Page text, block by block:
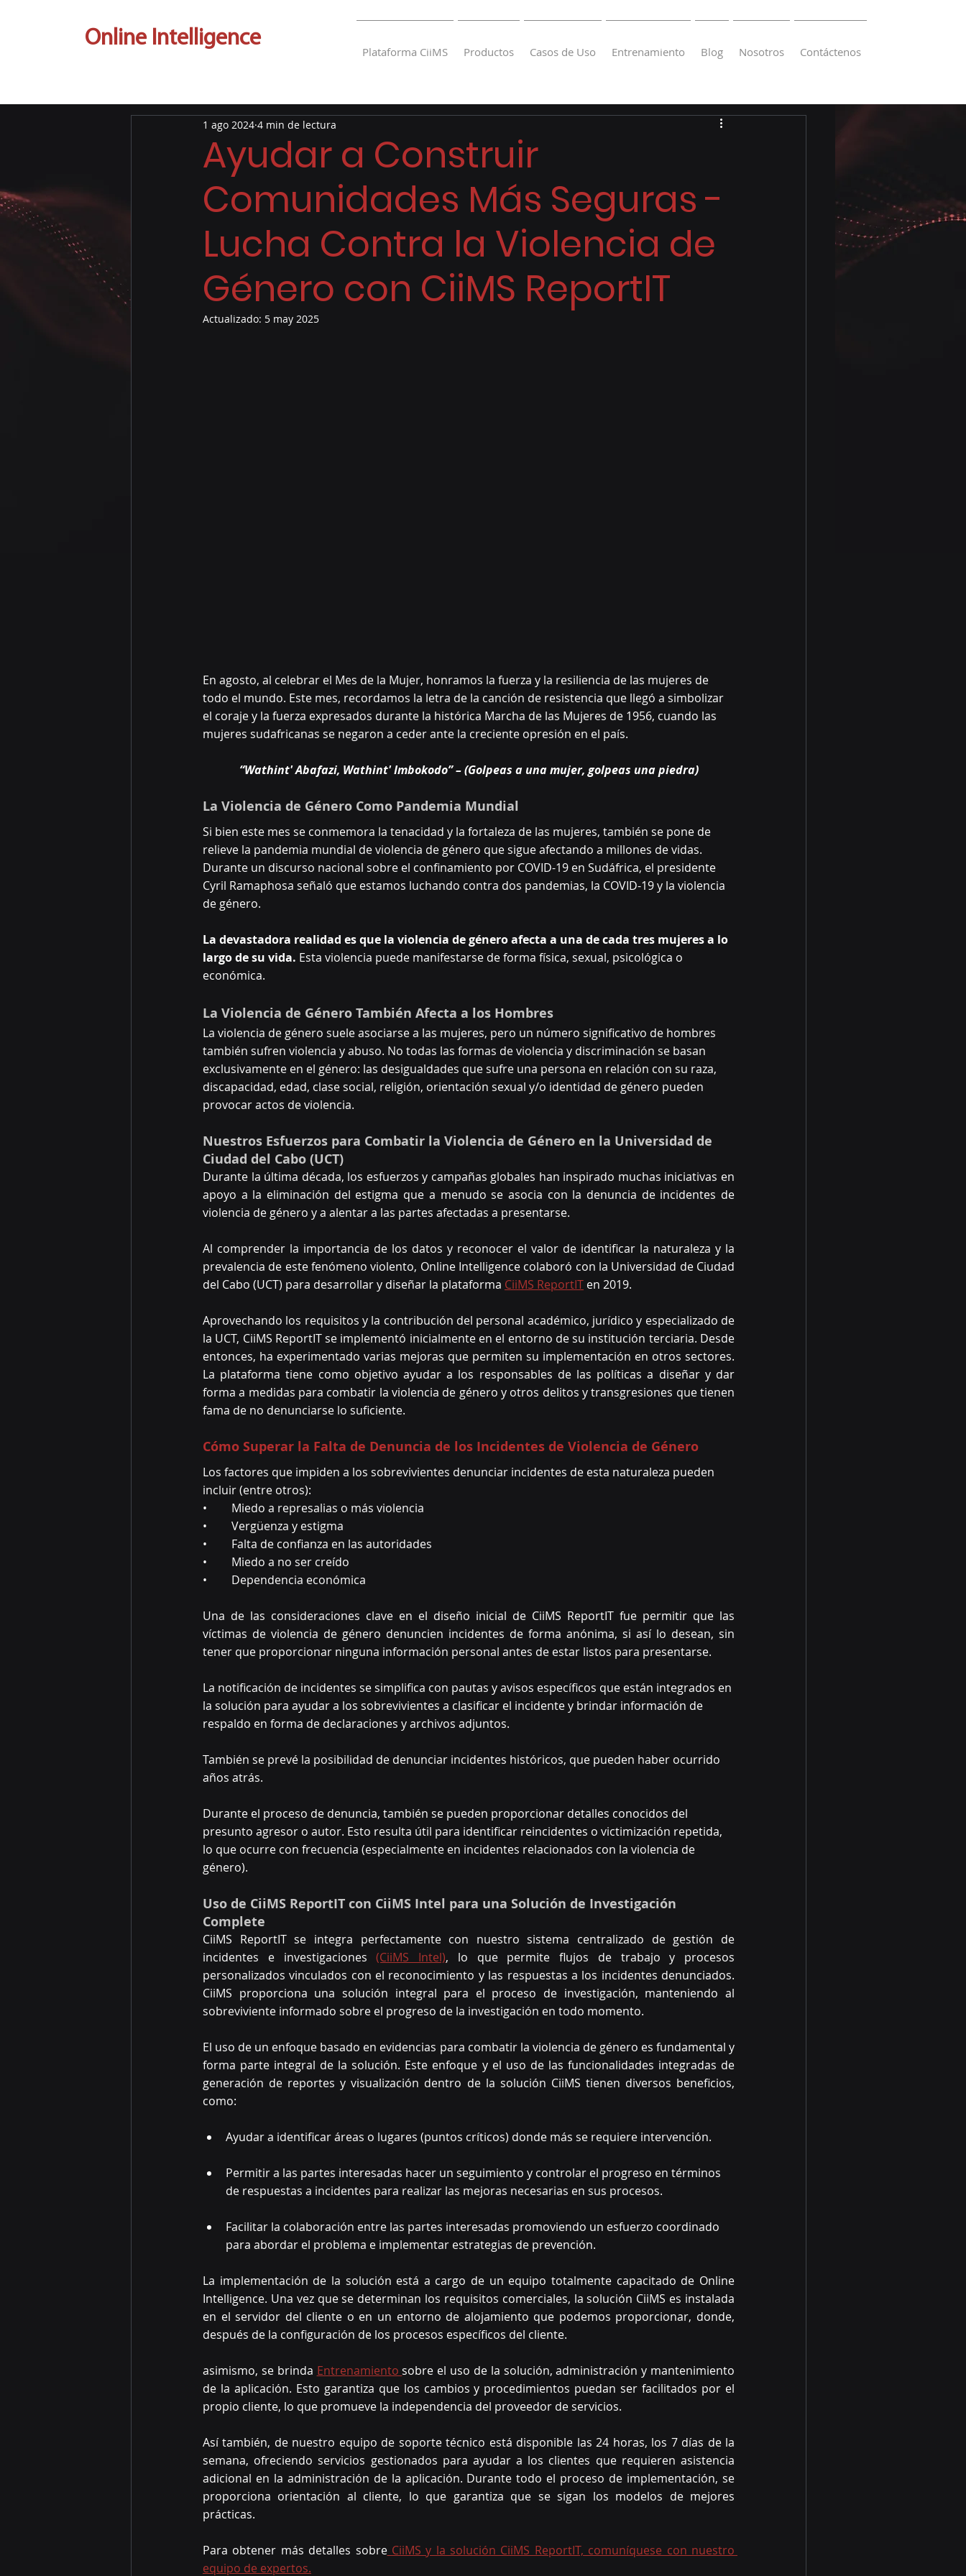
Online Intelligence
Plataforma CiiMS Productos Casos de Uso Entrenamiento Blog Nosotros Contáctenos
Ayudar a Construir
Comunidades Más Seguras -
Lucha Contra la Violencia de
Género con CiiMS ReportIT
1 ago 2024 4 min de lectura
Actualizado: 5 may 2025
En agosto, al celebrar el Mes de la Mujer, honramos la fuerza y ​​la resiliencia de las mujeres de
todo el mundo. Este mes, recordamos la letra de la canción de resistencia que llegó a simbolizar
el coraje y la fuerza expresados ​​durante la histórica Marcha de las Mujeres de 1956, cuando las
mujeres sudafricanas se negaron a ceder ante la creciente opresión en el país.
“Wathint' Abafazi, Wathint' Imbokodo” – (Golpeas a una mujer, golpeas una piedra)
La Violencia de Género Como Pandemia Mundial
Si bien este mes se conmemora la tenacidad y la fortaleza de las mujeres, también se pone de
relieve la pandemia mundial de violencia de género que sigue afectando a millones de vidas.
Durante un discurso nacional sobre el confinamiento por COVID-19 en Sudáfrica, el presidente
Cyril Ramaphosa señaló que estamos luchando contra dos pandemias, la COVID-19 y la violencia
de género.
La devastadora realidad es que la violencia de género afecta a una de cada tres mujeres a lo
largo de su vida. Esta violencia puede manifestarse de forma física, sexual, psicológica o
económica.
La Violencia de Género También Afecta a los Hombres
La violencia de género suele asociarse a las mujeres, pero un número significativo de hombres
también sufren violencia y abuso. No todas las formas de violencia y discriminación se basan
exclusivamente en el género: las desigualdades que sufre una persona en relación con su raza,
discapacidad, edad, clase social, religión, orientación sexual y/o identidad de género pueden
provocar actos de violencia.
Nuestros Esfuerzos para Combatir la Violencia de Género en la Universidad de
Ciudad del Cabo (UCT)
Durante la última década, los esfuerzos y campañas globales han inspirado muchas iniciativas en
apoyo a la eliminación del estigma que a menudo se asocia con la denuncia de incidentes de
violencia de género y a alentar a las partes afectadas a presentarse.
Al comprender la importancia de los datos y reconocer el valor de identificar la naturaleza y la
prevalencia de este fenómeno violento, Online Intelligence colaboró con la Universidad de Ciudad
del Cabo (UCT) para desarrollar y diseñar la plataforma CiiMS ReportIT en 2019.
Aprovechando los requisitos y la contribución del personal académico, jurídico y especializado de
la UCT, CiiMS ReportIT se implementó inicialmente en el entorno de su institución terciaria. Desde
entonces, ha experimentado varias mejoras que permiten su implementación en otros sectores.
La plataforma tiene como objetivo ayudar a los responsables de las políticas a diseñar y dar
forma a medidas para combatir la violencia de género y otros delitos y transgresiones que tienen
fama de no denunciarse lo suficiente.
Cómo Superar la Falta de Denuncia de los Incidentes de Violencia de Género
Los factores que impiden a los sobrevivientes denunciar incidentes de esta naturaleza pueden
incluir (entre otros):
•	Miedo a represalias o más violencia
•	Vergüenza y estigma
•	Falta de confianza en las autoridades
•	Miedo a no ser creído
•	Dependencia económica
Una de las consideraciones clave en el diseño inicial de CiiMS ReportIT fue permitir que las
víctimas de violencia de género denuncien incidentes de forma anónima, si así lo desean, sin
tener que proporcionar ninguna información personal antes de estar listos para presentarse.
La notificación de incidentes se simplifica con pautas y avisos específicos que están integrados en
la solución para ayudar a los sobrevivientes a clasificar el incidente y brindar información de
respaldo en forma de declaraciones y archivos adjuntos.
También se prevé la posibilidad de denunciar incidentes históricos, que pueden haber ocurrido
años atrás.
Durante el proceso de denuncia, también se pueden proporcionar detalles conocidos del
presunto agresor o autor. Esto resulta útil para identificar reincidentes o victimización repetida,
lo que ocurre con frecuencia (especialmente en incidentes relacionados con la violencia de
género).
Uso de CiiMS ReportIT con CiiMS Intel para una Solución de Investigación
Complete
CiiMS ReportIT se integra perfectamente con nuestro sistema centralizado de gestión de
incidentes e investigaciones (CiiMS Intel), lo que permite flujos de trabajo y procesos
personalizados vinculados con el reconocimiento y las respuestas a los incidentes denunciados.
CiiMS proporciona una solución integral para el proceso de investigación, manteniendo al
sobreviviente informado sobre el progreso de la investigación en todo momento.
El uso de un enfoque basado en evidencias para combatir la violencia de género es fundamental y
forma parte integral de la solución. Este enfoque y el uso de las funcionalidades integradas de
generación de reportes y visualización dentro de la solución CiiMS tienen diversos beneficios,
como:
Ayudar a identificar áreas o lugares (puntos críticos) donde más se requiere intervención.
Permitir a las partes interesadas hacer un seguimiento y controlar el progreso en términos
de respuestas a incidentes para realizar las mejoras necesarias en sus procesos.
Facilitar la colaboración entre las partes interesadas promoviendo un esfuerzo coordinado
para abordar el problema e implementar estrategias de prevención.
La implementación de la solución está a cargo de un equipo totalmente capacitado de Online
Intelligence. Una vez que se determinan los requisitos comerciales, la solución CiiMS es instalada
en el servidor del cliente o en un entorno de alojamiento que podemos proporcionar, donde,
después de la configuración de los procesos específicos del cliente.
asimismo, se brinda Entrenamiento sobre el uso de la solución, administración y mantenimiento
de la aplicación. Esto garantiza que los cambios y procedimientos puedan ser facilitados por el
propio cliente, lo que promueve la independencia del proveedor de servicios.
Así también, de nuestro equipo de soporte técnico está disponible las 24 horas, los 7 días de la
semana, ofreciendo servicios gestionados para ayudar a los clientes que requieren asistencia
adicional en la administración de la aplicación. Durante todo el proceso de implementación, se
proporciona orientación al cliente, lo que garantiza que se sigan los modelos de mejores
prácticas.
Para obtener más detalles sobre CiiMS y la solución CiiMS ReportIT, comuníquese con nuestro
equipo de expertos.